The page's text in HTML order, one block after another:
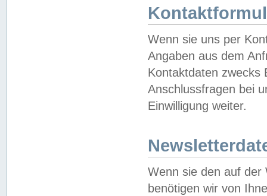
Wenn sie uns per
Angaben aus dem
Kontaktdaten zwecks
Anschlussfragen bei
Einwilligung weiter.
Wenn sie den auf der
benötigen wir von